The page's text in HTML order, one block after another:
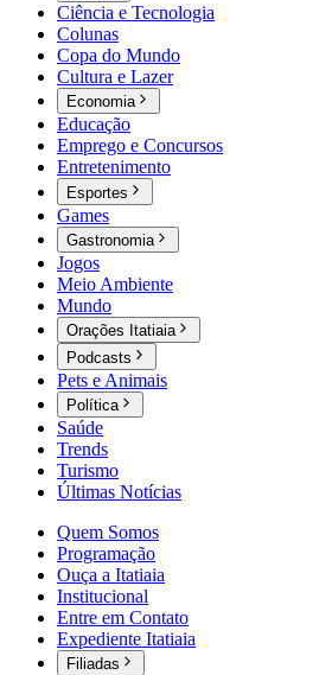
Ciência e Tecnologia
Colunas
Copa do Mundo
Cultura e Lazer
Economia
Educação
Emprego e Concursos
Entretenimento
Esportes
Games
Gastronomia
Jogos
Meio Ambiente
Mundo
Orações Itatiaia
Podcasts
Pets e Animais
Política
Saúde
Trends
Turismo
Últimas Notícias
Quem Somos
Programação
Ouça a Itatiaia
Institucional
Entre em Contato
Expediente Itatiaia
Filiadas